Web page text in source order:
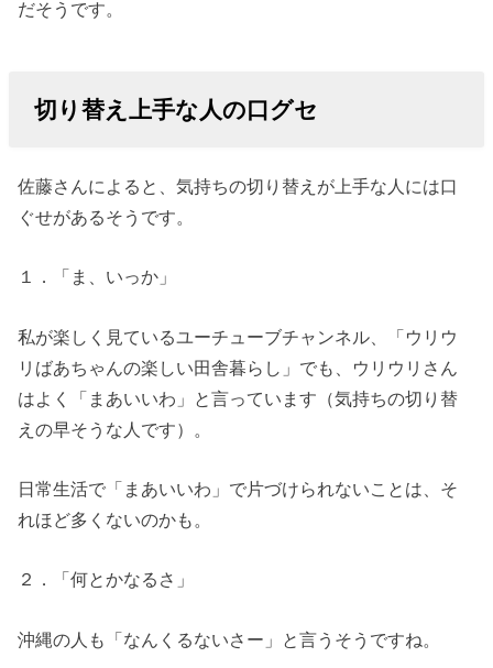
だそうです。
切り替え上手な人の口グセ
佐藤さんによると、気持ちの切り替えが上手な人には口
ぐせがあるそうです。
１．「ま、いっか」
私が楽しく見ているユーチューブチャンネル、「ウリウ
リばあちゃんの楽しい田舎暮らし」でも、ウリウリさん
はよく「まあいいわ」と言っています（気持ちの切り替
えの早そうな人です）。
日常生活で「まあいいわ」で片づけられないことは、そ
れほど多くないのかも。
２．「何とかなるさ」
沖縄の人も「なんくるないさー」と言うそうですね。